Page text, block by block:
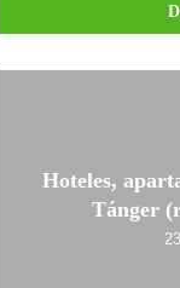
Hoteles,
Tánger